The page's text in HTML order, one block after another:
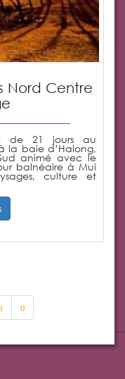
Nord Centre
de 21 jours au
la baie d’Halong,
animé avec le
balnéaire à Mui
culture et
› »